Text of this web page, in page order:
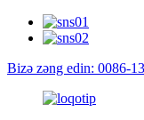
Bizə zəng edin: 0086-